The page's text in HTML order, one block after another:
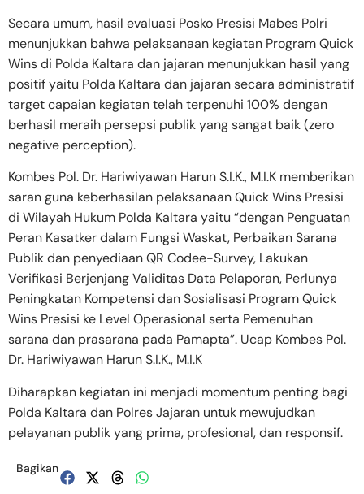
Secara umum, hasil evaluasi Posko Presisi Mabes Polri
menunjukkan bahwa pelaksanaan kegiatan Program Quick
Wins di Polda Kaltara dan jajaran menunjukkan hasil yang
positif yaitu Polda Kaltara dan jajaran secara administratif
target capaian kegiatan telah terpenuhi 100% dengan
berhasil meraih persepsi publik yang sangat baik (zero
negative perception).
Kombes Pol. Dr. Hariwiyawan Harun S.I.K., M.I.K memberikan
saran guna keberhasilan pelaksanaan Quick Wins Presisi
di Wilayah Hukum Polda Kaltara yaitu “dengan Penguatan
Peran Kasatker dalam Fungsi Waskat, Perbaikan Sarana
Publik dan penyediaan QR Codee-Survey, Lakukan
Verifikasi Berjenjang Validitas Data Pelaporan, Perlunya
Peningkatan Kompetensi dan Sosialisasi Program Quick
Wins Presisi ke Level Operasional serta Pemenuhan
sarana dan prasarana pada Pamapta”. Ucap Kombes Pol.
Dr. Hariwiyawan Harun S.I.K., M.I.K
​Diharapkan kegiatan ini menjadi momentum penting bagi
Polda Kaltara dan Polres Jajaran untuk mewujudkan
pelayanan publik yang prima, profesional, dan responsif.
Bagikan